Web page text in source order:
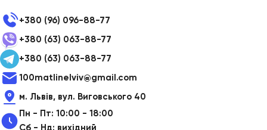
+380 (96) 096-88-77
+380 (63) 063-88-77
+380 (63) 063-88-77
100matlinelviv@gmail.com
м. Львів, вул. Виговського 40
Пн - Пт: 10:00 - 18:00
Сб - Нд: вихідний